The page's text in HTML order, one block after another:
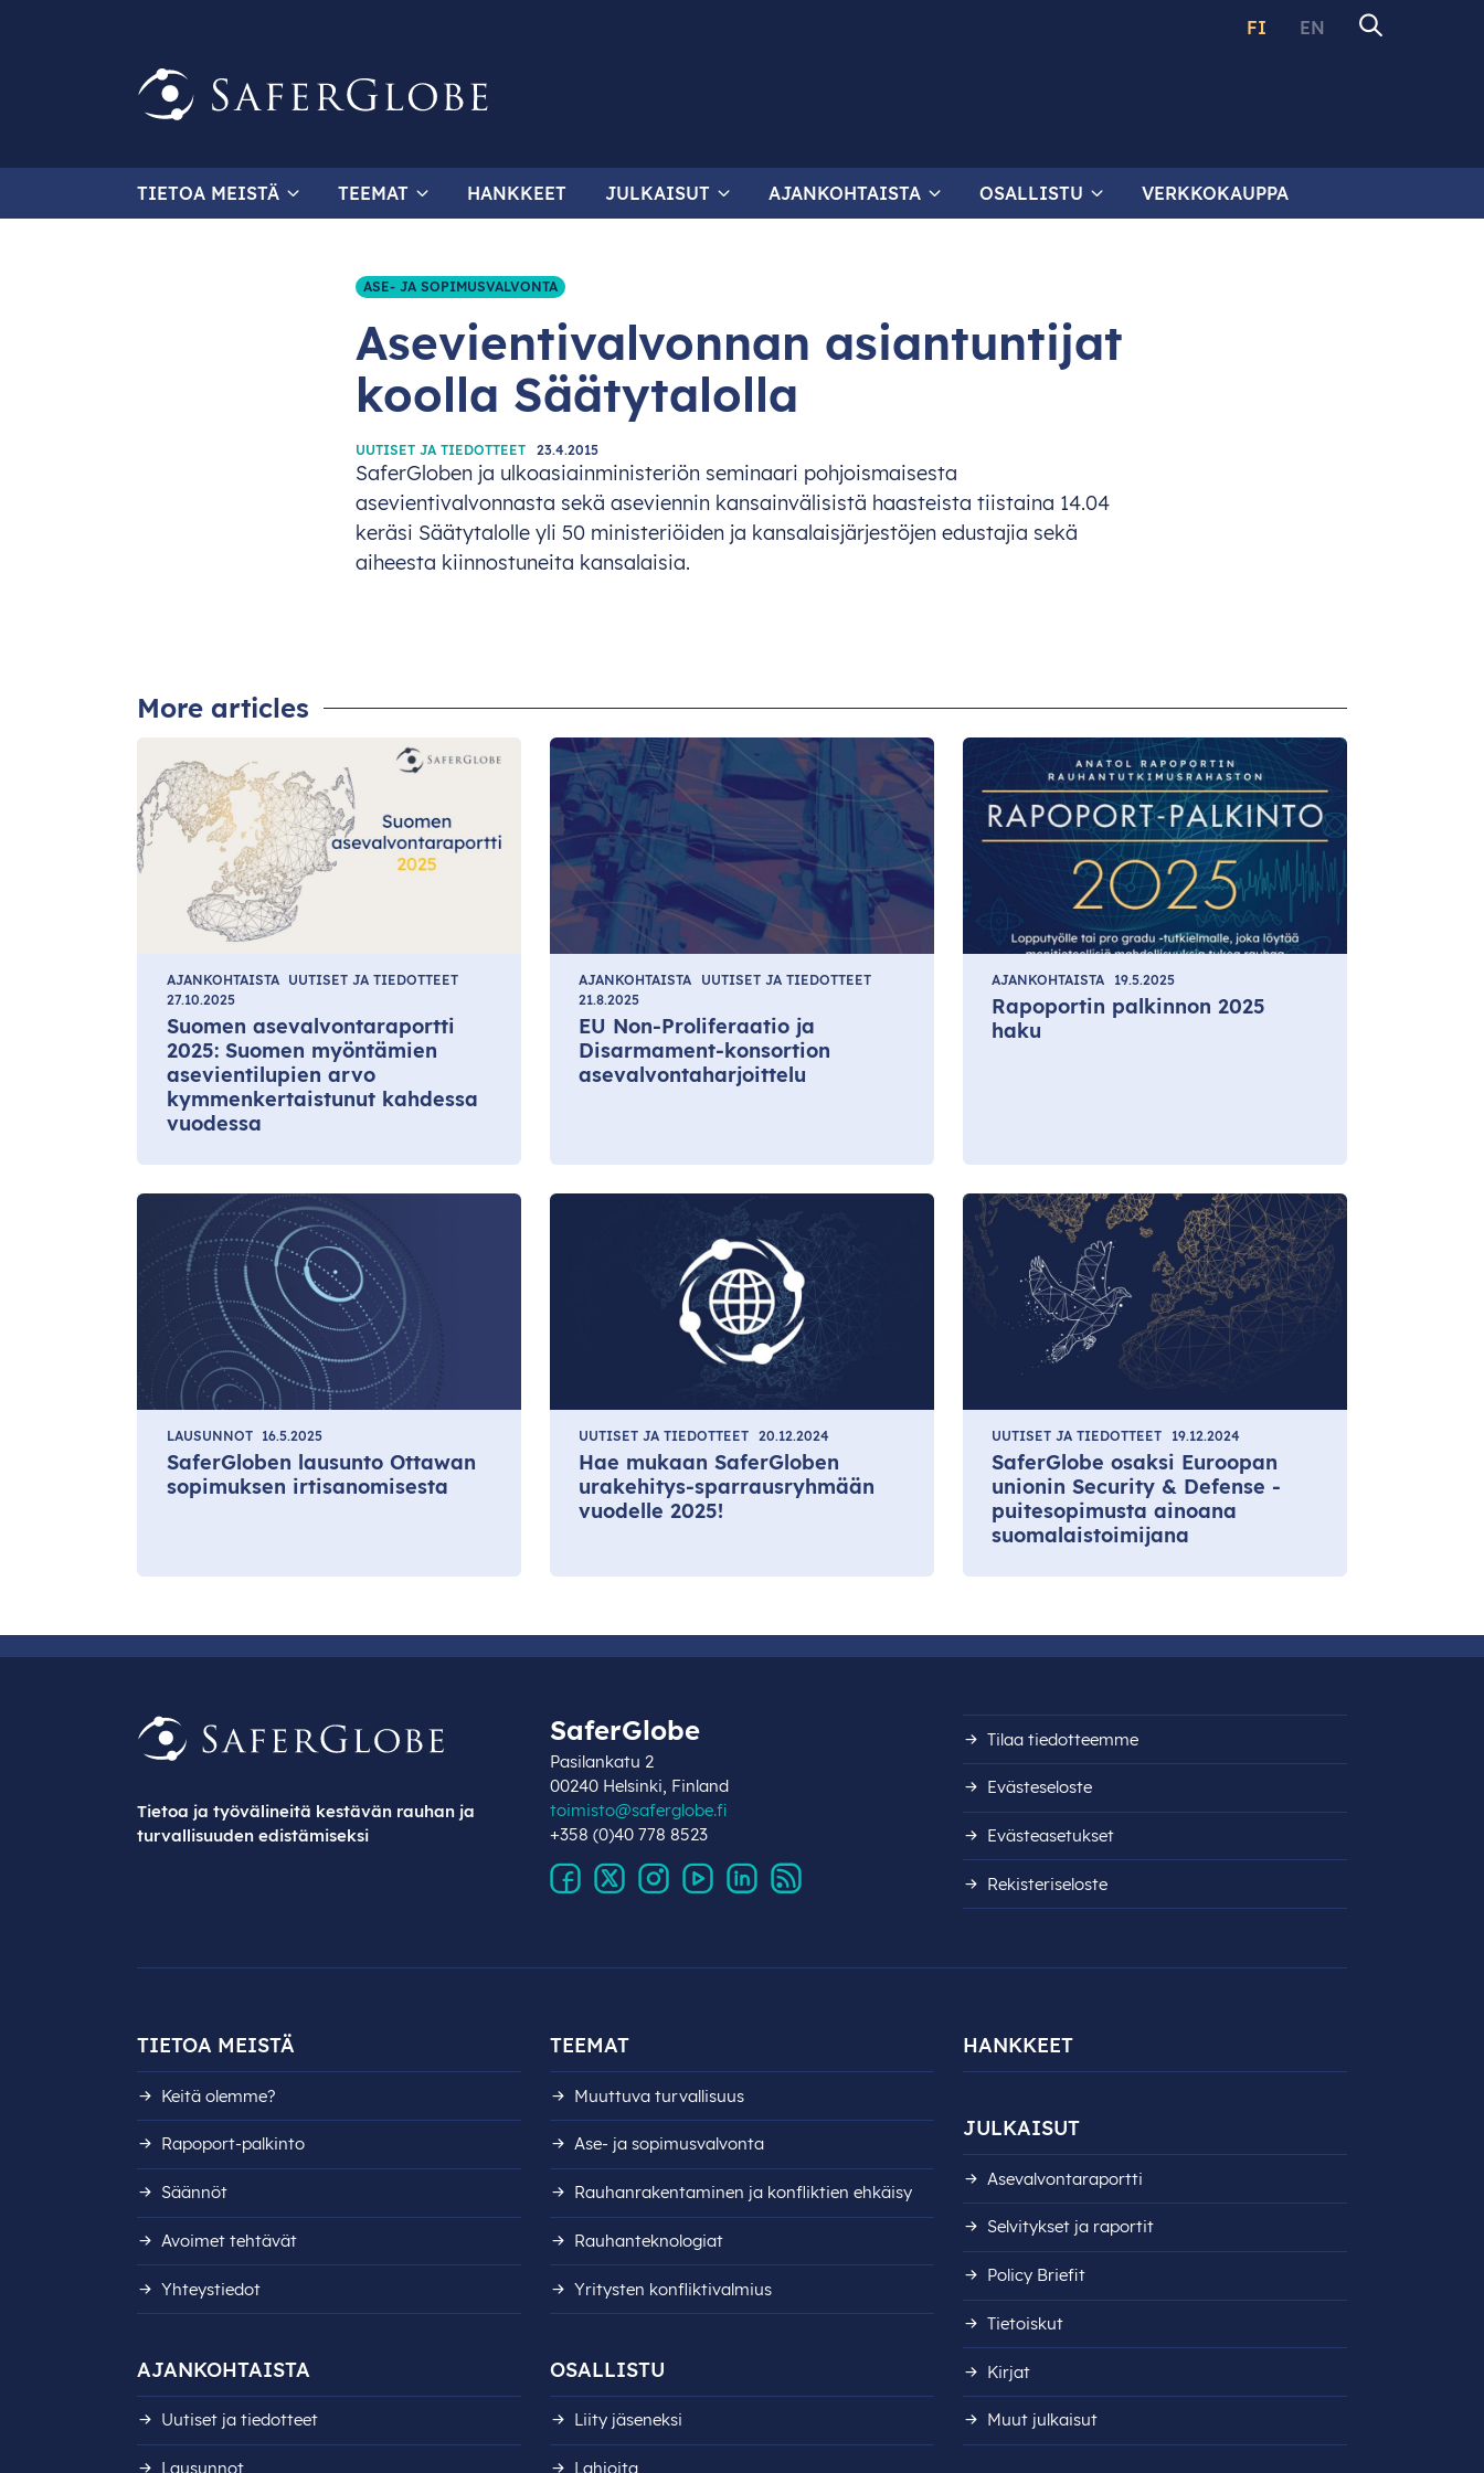
TIETOA MEISTÄ TEEMAT HANKKEET JULKAISUT AJANKOHTAISTA OSALLISTU VERKKOKAUPPA
FI EN
ASE- JA SOPIMUSVALVONTA
Asevientivalvonnan asiantuntijat
koolla Säätytalolla
UUTISET JA TIEDOTTEET 23.4.2015
SaferGloben ja ulkoasiainministeriön seminaari pohjoismaisesta
asevientivalvonnasta sekä aseviennin kansainvälisistä haasteista tiistaina 14.04
keräsi Säätytalolle yli 50 ministeriöiden ja kansalaisjärjestöjen edustajia sekä
aiheesta kiinnostuneita kansalaisia.
More articles
AJANKOHTAISTA UUTISET JA TIEDOTTEET
27.10.2025
Suomen asevalvontaraportti
2025: Suomen myöntämien
asevientilupien arvo
kymmenkertaistunut kahdessa
vuodessa
AJANKOHTAISTA
UUTISET JA TIEDOTTEET
21.8.2025
EU Non-Proliferaatio ja
Disarmament-konsortion
asevalvontaharjoittelu
AJANKOHTAISTA 19.5.2025
Rapoportin palkinnon 2025
haku
LAUSUNNOT 16.5.2025
SaferGloben lausunto Ottawan
sopimuksen irtisanomisesta
UUTISET JA TIEDOTTEET 20.12.2024
Hae mukaan SaferGloben
urakehitys-sparrausryhmään
vuodelle 2025!
UUTISET JA TIEDOTTEET 19.12.2024
SaferGlobe osaksi Euroopan
unionin Security & Defense -
puitesopimusta ainoana
suomalaistoimijana
Tietoa ja työvälineitä kestävän rauhan ja
turvallisuuden edistämiseksi
SaferGlobe
Pasilankatu 2
00240 Helsinki, Finland
toimisto@saferglobe.fi
+358 (0)40 778 8523
Tilaa tiedotteemme
Evästeseloste
Evästeasetukset
Rekisteri­seloste
TIETOA MEISTÄ
Keitä olemme?
Rapoport-palkinto
Säännöt
Avoimet tehtävät
Yhteystiedot
TEEMAT
Muuttuva turvallisuus
Ase- ja sopimusvalvonta
Rauhanrakentaminen ja konfliktien ehkäisy
Rauhanteknologiat
Yritysten konfliktivalmius
HANKKEET
JULKAISUT
Asevalvontaraportti
Selvitykset ja raportit
Policy Briefit
Tietoiskut
Kirjat
Muut julkaisut
AJANKOHTAISTA
Uutiset ja tiedotteet
Lausunnot
OSALLISTU
Liity jäseneksi
Lahjoita